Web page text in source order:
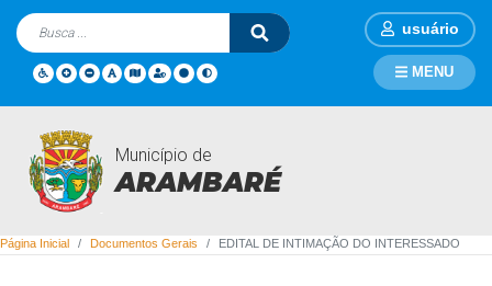
usuário
Município de
ARAMBARÉ
MENU
Documentos Gerais
Página Inicial Documentos Gerais EDITAL DE INTIMAÇÃO DO INTERESSADO